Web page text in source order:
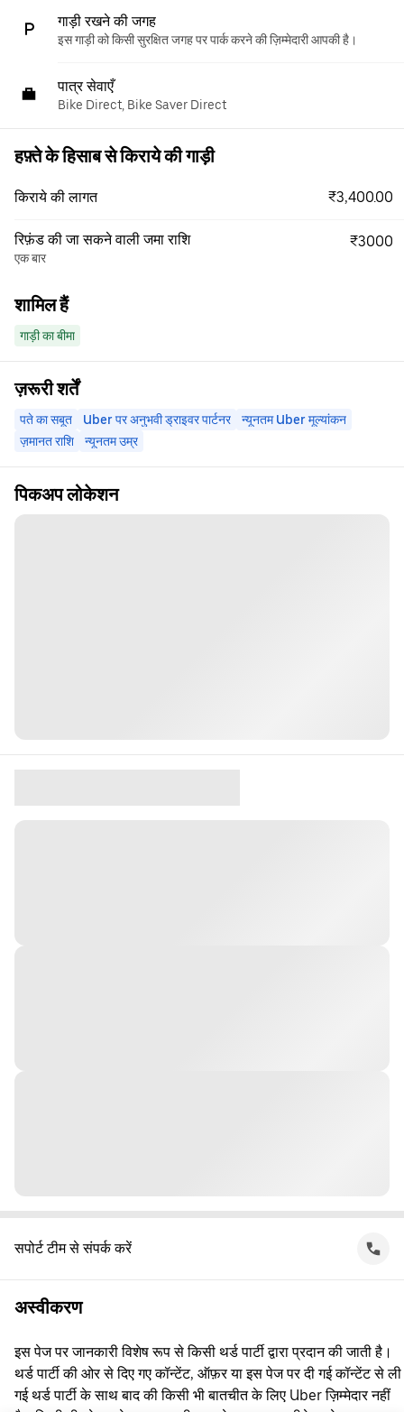
गाड़ी रखने की जगह
इस गाड़ी को किसी सुरक्षित जगह पर पार्क करने की ज़िम्मेदारी आपकी है।
पात्र सेवाएँ
Bike Direct, Bike Saver Direct
हफ़्ते के हिसाब से किराये की गाड़ी
किराये की लागत ₹3,400.00
रिफ़ंड की जा सकने वाली जमा राशि
एक बार
₹3000
शामिल हैं
गाड़ी का बीमा
ज़रूरी शर्तें
पते का सबूत Uber पर अनुभवी ड्राइवर पार्टनर
न्यूनतम Uber मूल्यांकन
ज़मानत राशि
न्यूनतम उम्र
पिकअप लोकेशन
सपोर्ट टीम से संपर्क करें
अस्वीकरण
इस पेज पर जानकारी विशेष रूप से किसी थर्ड पार्टी द्वारा प्रदान की जाती है।
थर्ड पार्टी की ओर से दिए गए कॉन्टेंट, ऑफ़र या इस पेज पर दी गई कॉन्टेंट से ली
गई थर्ड पार्टी के साथ बाद की किसी भी बातचीत के लिए Uber ज़िम्मेदार नहीं